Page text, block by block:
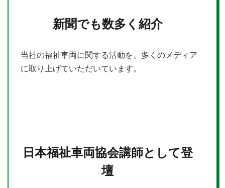
新聞でも数多く紹介
当社の福祉車両に関する活動を、多くのメディア
に取り上げていただいています。
日本福祉車両協会講師として登
壇